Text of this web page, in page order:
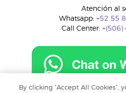
Atención al
Whatsapp: +52 55
Call Center: +(506)
By clicking “Accept All Cookies”,